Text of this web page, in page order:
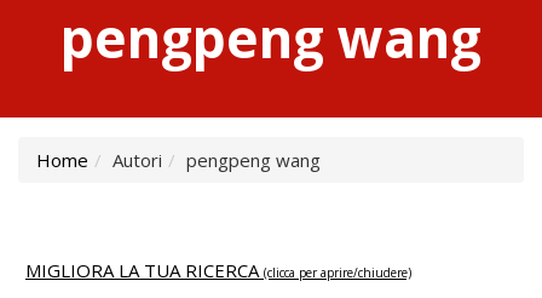
pengpeng wang
Home Autori pengpeng wang
MIGLIORA LA TUA RICERCA (clicca per aprire/chiudere)